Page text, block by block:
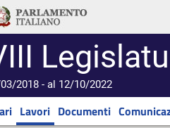
2018 - al 12/10/2022
Lavori Documenti